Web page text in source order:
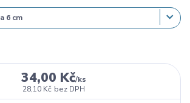
34,00 Kč/ks
28,10 Kč bez DPH